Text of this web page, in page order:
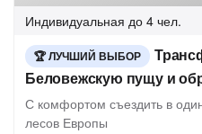
Индивидуальная до 4 чел.
ЛУЧШИЙ ВЫБОР
Беловежскую пущу и
С комфортом съездить в
лесов Европы